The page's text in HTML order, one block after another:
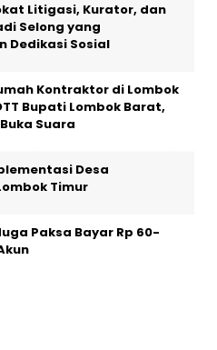
Litigasi, Kurator, dan
Selong yang
Dedikasi Sosial
Kontraktor di Lombok
Bupati Lombok Barat,
Suara
Desa
Timur
Paksa Bayar Rp 60-